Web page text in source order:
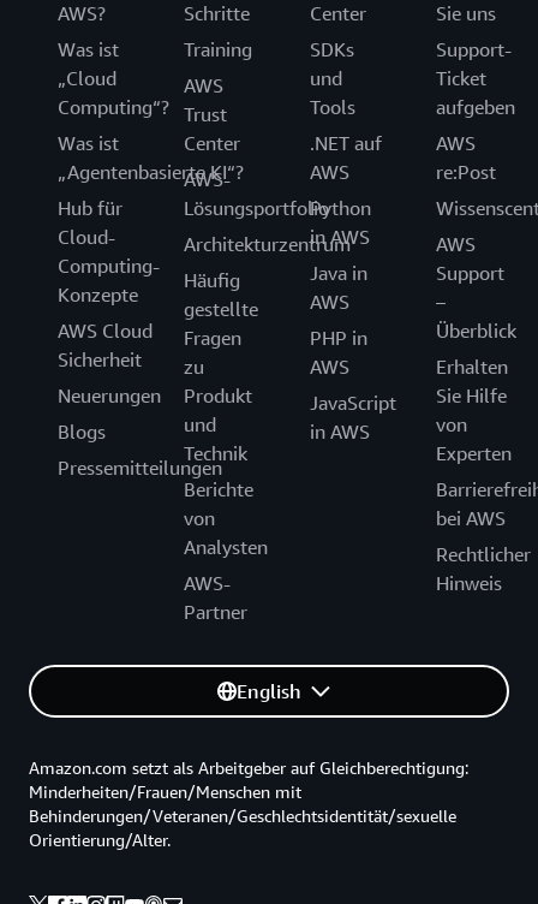
AWS?
Was ist
„Cloud
Computing“?
Was ist
„Agentenbasierte KI“?
Hub für
Cloud-
Computing-
Konzepte
AWS Cloud
Sicherheit
Neuerungen
Blogs
Pressemitteilungen
Schritte
Training
AWS
Trust
Center
AWS-
Lösungsportfolio
Architekturzentrum
Häufig
gestellte
Fragen
zu
Produkt
und
Technik
Berichte
von
Analysten
AWS-
Partner
Center
SDKs
und
Tools
.NET auf
AWS
Python
in AWS
Java in
AWS
PHP in
AWS
JavaScript
in AWS
Sie uns
Support-
Ticket
aufgeben
AWS
re:Post
AWS
Support
–
Überblick
Erhalten
Sie Hilfe
von
Experten
bei AWS
Rechtlicher
Hinweis
English
Amazon.com setzt als Arbeitgeber auf Gleichberechtigung:
Minderheiten/Frauen/Menschen mit
Behinderungen/Veteranen/Geschlechtsidentität/sexuelle
Orientierung/Alter.